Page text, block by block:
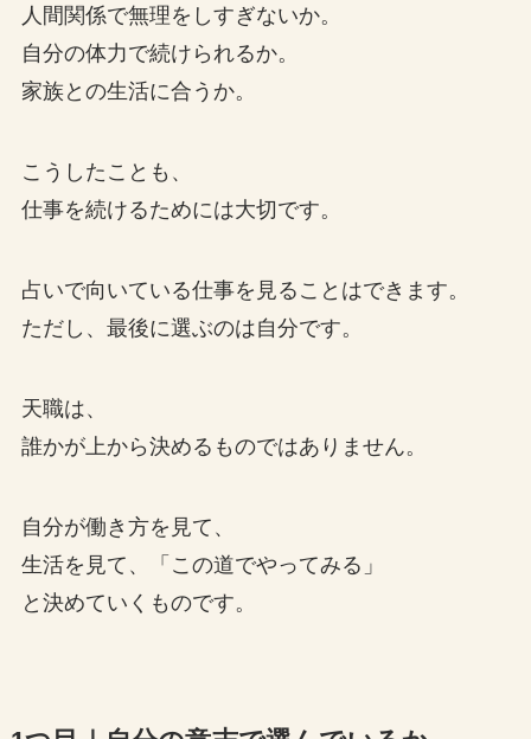
人間関係で無理をしすぎないか。
自分の体力で続けられるか。
家族との生活に合うか。
こうしたことも、
仕事を続けるためには大切です。
占いで向いている仕事を見ることはできます。
ただし、最後に選ぶのは自分です。
天職は、
誰かが上から決めるものではありません。
自分が働き方を見て、
生活を見て、「この道でやってみる」
と決めていくものです。